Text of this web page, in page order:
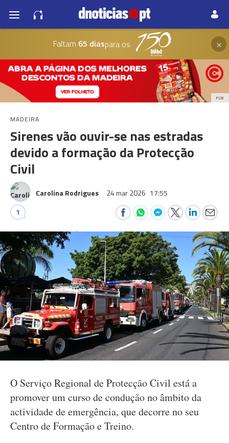
Faltam 65 diaspara os ×
PUB
MADEIRA
Sirenes vão ouvir-se nas estradas
devido a formação da Protecção
Civil
Carolina Rodrigues 24 mar 2026 17:55
1
O Serviço Regional de Protecção Civil está a
promover um curso de condução no âmbito da
actividade de emergência, que decorre no seu
Centro de Formação e Treino.